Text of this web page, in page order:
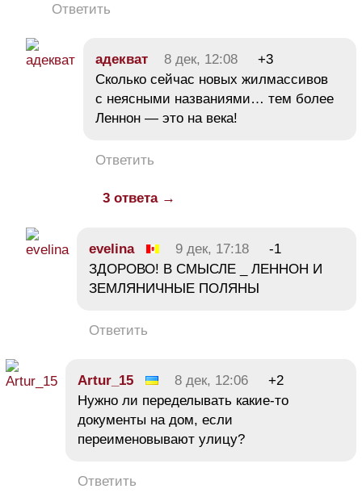
Ответить
адекват 8 дек, 12:08
+3
Сколько сейчас новых жилмассивов
с неясными названиями… тем более
Леннон — это на века!
Ответить
3 ответа →
evelina 9 дек, 17:18
-1
ЗДОРОВО! В СМЫСЛЕ _ ЛЕННОН И
ЗЕМЛЯНИЧНЫЕ ПОЛЯНЫ
Ответить
Artur_15 8 дек, 12:06
+2
Нужно ли переделывать какие-то
документы на дом, если
переименовывают улицу?
Ответить